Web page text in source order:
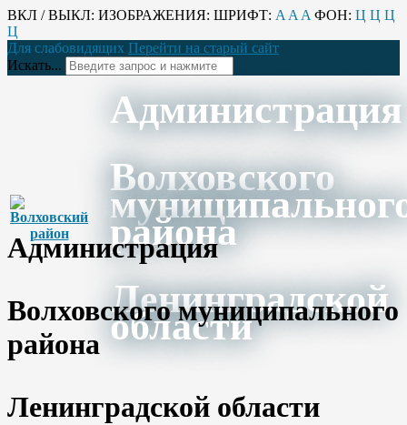
ВКЛ / ВЫКЛ: ИЗОБРАЖЕНИЯ: ШРИФТ: A A A ФОН: Ц Ц Ц
Ц
Для слабовидящих Перейти на старый сайт
Искать...
Администрация
Волховского
района
Ленинградской
области
Администрация
Волховского муниципального
района
Ленинградской области